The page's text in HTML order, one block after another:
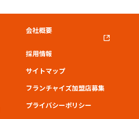
会社概要
採用情報
サイトマップ
フランチャイズ加盟店募集
プライバシーポリシー